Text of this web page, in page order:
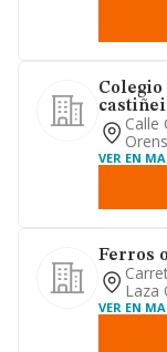
Calle
VER EN
Ferros
Laza
VER EN